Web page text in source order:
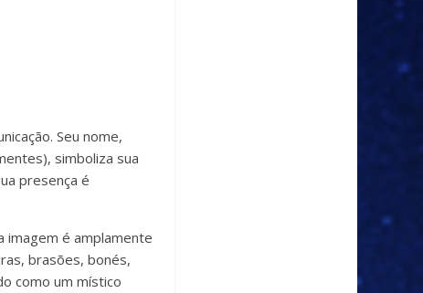
Seu nome,
simboliza sua
presença é
imagem é amplamente
brasões, bonés,
como um místico